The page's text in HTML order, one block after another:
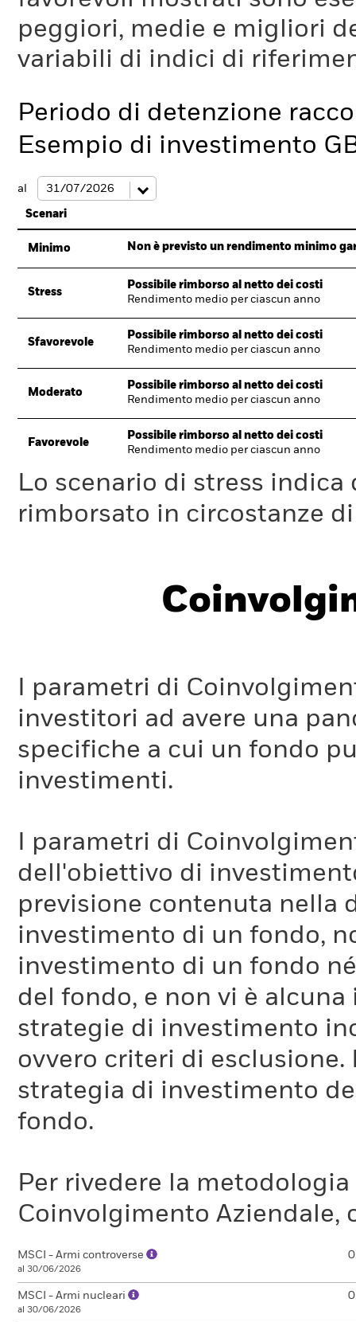
peggiori, medie e migliori
variabili di indici di
Periodo di detenzione
Esempio di investimento
al
Scenari
Minimo Non è previsto un rendimento minimo
Stress
Possibile rimborso al netto dei costi
Rendimento medio per ciascun anno
Sfavorevole
Possibile rimborso al netto dei costi
Rendimento medio per ciascun anno
Moderato
Possibile rimborso al netto dei costi
Rendimento medio per ciascun anno
Favorevole
Possibile rimborso al netto dei costi
Rendimento medio per ciascun anno
Lo scenario di stress
rimborsato in circostanze
I parametri di
investitori ad avere una
specifiche a cui un fondo
investimenti.
I parametri di
dell'obiettivo di
previsione contenuta nella
investimento di un fondo,
investimento di un fondo
del fondo, e non vi è
strategie di investimento
ovvero criteri di
strategia di investimento
fondo.
Per rivedere la
Coinvolgimento Aziendale,
MSCI - Armi controverse
al 30/06/2026
MSCI - Armi nucleari
al 30/06/2026